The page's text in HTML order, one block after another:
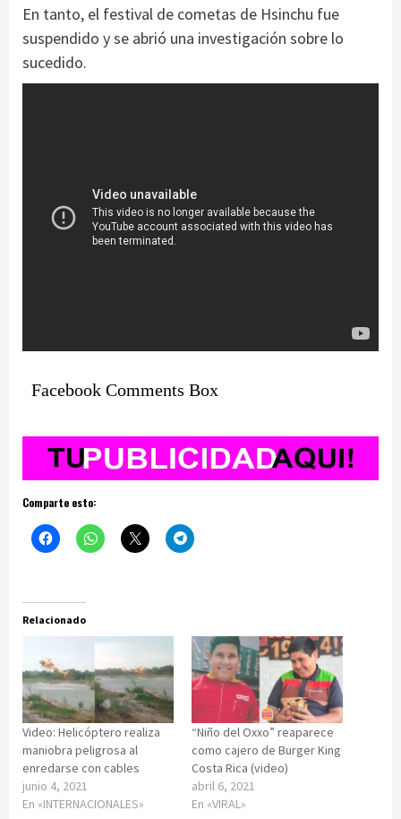
En tanto, el festival de cometas de Hsinchu fue
suspendido y se abrió una investigación sobre lo
sucedido.
Facebook Comments Box
Comparte esto:
Relacionado
Video: Helicóptero realiza
maniobra peligrosa al
enredarse con cables
junio 4, 2021
En «INTERNACIONALES»
“Niño del Oxxo” reaparece
como cajero de Burger King
Costa Rica (video)
abril 6, 2021
En «VIRAL»